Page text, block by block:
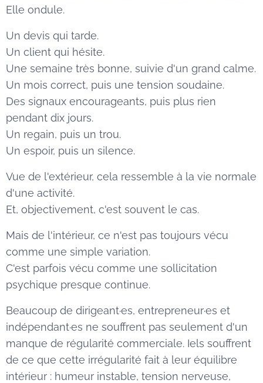
Elle ondule.
Un devis qui tarde.
Un client qui hésite.
Une semaine très bonne, suivie d'un grand calme.
Un mois correct, puis une tension soudaine.
Des signaux encourageants, puis plus rien
pendant dix jours.
Un regain, puis un trou.
Un espoir, puis un silence.
Vue de l'extérieur, cela ressemble à la vie normale
d'une activité.
Et, objectivement, c'est souvent le cas.
Mais de l'intérieur, ce n'est pas toujours vécu
comme une simple variation.
C'est parfois vécu comme une sollicitation
psychique presque continue.
Beaucoup de dirigeant·es, entrepreneur·es et
indépendant·es ne souffrent pas seulement d'un
manque de régularité commerciale. Iels souffrent
de ce que cette irrégularité fait à leur équilibre
intérieur : humeur instable, tension nerveuse,